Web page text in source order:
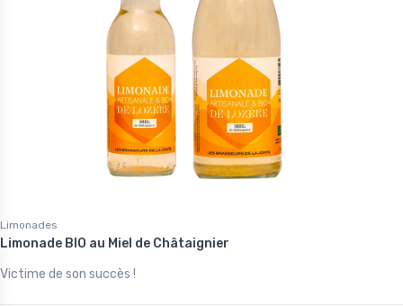
Limonades
Limonade BIO au Miel de Châtaignier
Victime de son succès !